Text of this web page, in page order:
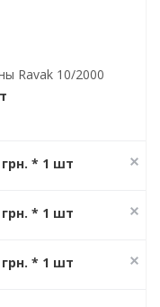
Ravak 10/2000
грн. * 1 шт
грн. * 1 шт
грн. * 1 шт